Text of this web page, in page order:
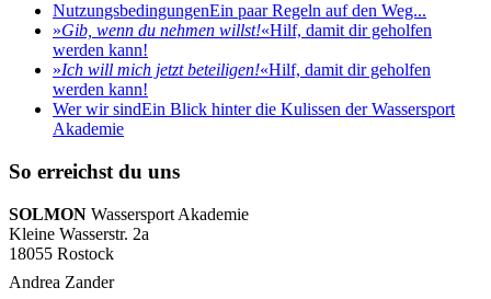
NutzungsbedingungenEin paar Regeln auf den Weg...
»Gib, wenn du nehmen willst!«Hilf, damit dir geholfen
werden kann!
»Ich will mich jetzt beteiligen!«Hilf, damit dir geholfen
werden kann!
Wer wir sindEin Blick hinter die Kulissen der Wassersport
Akademie
So erreichst du uns
SOLMON Wassersport Akademie
Kleine Wasserstr. 2a
18055 Rostock
Andrea Zander